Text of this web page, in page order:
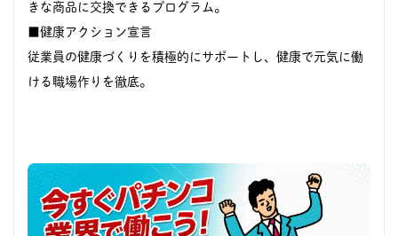
きな商品に交換できるプログラム。
■健康アクション宣言
従業員の健康づくりを積極的にサポートし、健康で元気に働
ける職場作りを徹底。